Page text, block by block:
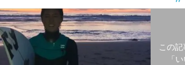
この
「